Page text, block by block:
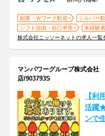
副業・Ｗワーク歓迎
シルバー
シフト自由・自己申告
未経験
株式会社ニッソーネットの求人一覧
マンパワーグループ株式会
店/903793S
【利
活躍
ンで